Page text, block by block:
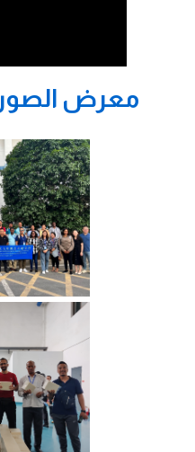
معرض الصور